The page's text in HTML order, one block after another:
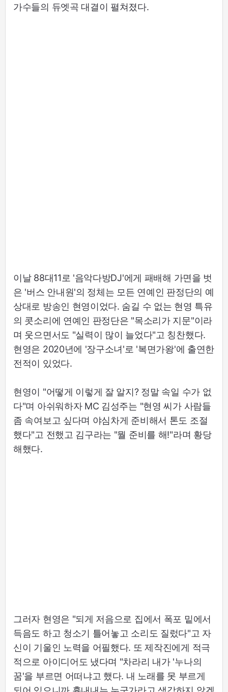
가수들의 듀엣곡 대결이 펼쳐졌다.
이날 88대11로 '음악다방DJ'에게 패배해 가면을 벗
은 '버스 안내원'의 정체는 모든 연예인 판정단의 예
상대로 방송인 현영이었다. 숨길 수 없는 현영 특유
의 콧소리에 연예인 판정단은 "목소리가 지문"이라
며 웃으면서도 "실력이 많이 늘었다"고 칭찬했다.
현영은 2020년에 '장구소녀'로 '복면가왕'에 출연한
전적이 있었다.
현영이 "어떻게 이렇게 잘 알지? 정말 속일 수가 없
다"며 아쉬워하자 MC 김성주는 "현영 씨가 사람들
좀 속여보고 싶다며 야심차게 준비해서 톤도 조절
했다"고 전했고 김구라는 "뭘 준비를 해!"라며 황당
해했다.
그러자 현영은 "되게 저음으로 집에서 폭포 밑에서
득음도 하고 청소기 틀어놓고 소리도 질렀다"고 자
신이 기울인 노력을 어필했다. 또 제작진에게 적극
적으로 아이디어도 냈다며 "차라리 내가 '누나의
꿈'을 부르면 어떠냐고 했다. 내 노래를 못 부르게